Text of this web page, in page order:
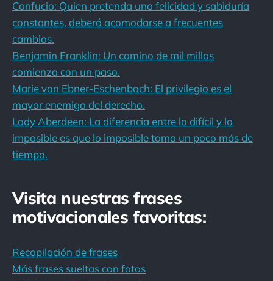
Confucio: Quien pretenda una felicidad y sabiduría
constantes, deberá acomodarse a frecuentes
cambios.
Benjamin Franklin: Un camino de mil millas
comienza con un paso.
Marie von Ebner-Eschenbach: El privilegio es el
mayor enemigo del derecho.
Lady Aberdeen: La diferencia entre lo difícil y lo
imposible es que lo imposible toma un poco más de
tiempo.
Visita nuestras frases
motivacionales favoritas:
Recopilación de frases
Más frases sueltas con fotos